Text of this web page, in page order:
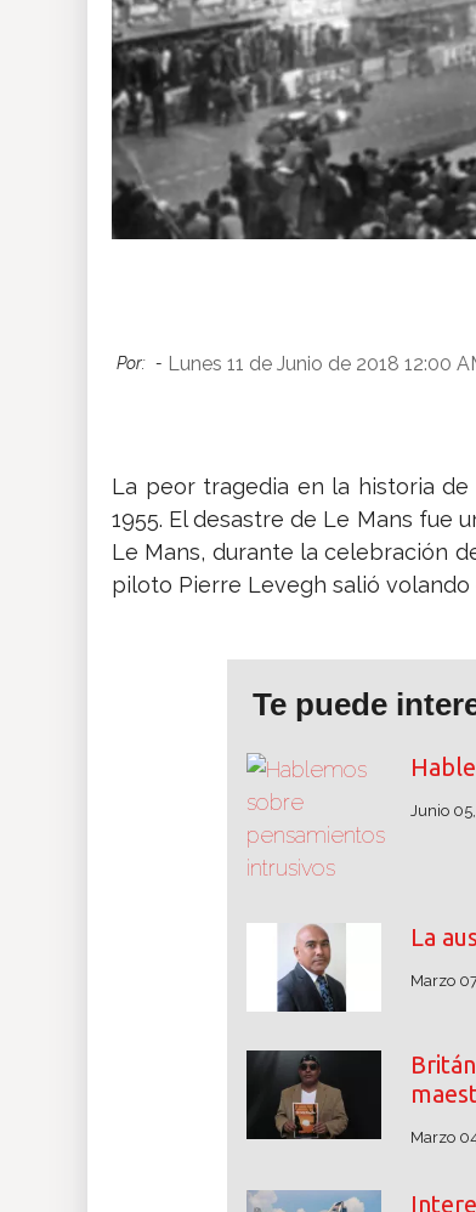
Por: - Lunes 11 de Junio de 2018 12:00
La peor tragedia en la historia de
1955. El desastre de Le Mans fue
Le Mans, durante la celebración
piloto Pierre Levegh salió
Te puede
Junio
La
Marzo
Marzo